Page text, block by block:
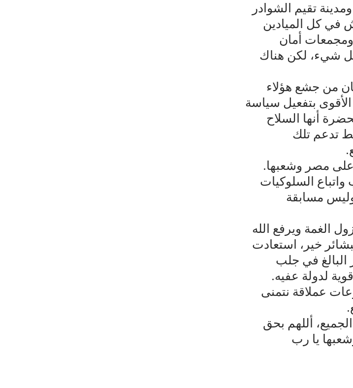
تقيم الشوادر
في كل الميادين
أمان
شيء، لكن هناك
من جشع هؤلاء
بتفعيل سياسة
أنها السلاح
تدعم تلك
على مصر وشعبها.
واتباع السلوكيات
مسابقة
الغمة ويرفع الله
خير، استعادت
البالغ في جلب
لدولة عفيه.
عملاقة نتمنى
أللهم بحق
يا رب